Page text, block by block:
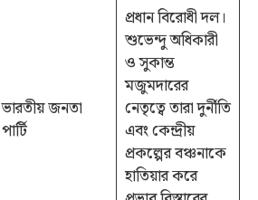
ভারতীয় জনতা
পার্টি
প্রধান বিরোধী দল।
শুভেন্দু অধিকারী
ও সুকান্ত
মজুমদারের
নেতৃত্বে তারা দুর্নীতি
এবং কেন্দ্রীয়
প্রকল্পের বঞ্চনাকে
হাতিয়ার করে